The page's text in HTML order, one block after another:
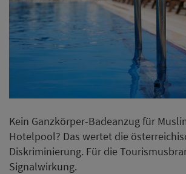
Kein Ganzkörper-Badeanzug für
Hotelpool? Das wertet die
Diskriminierung. Für die
Signalwirkung.